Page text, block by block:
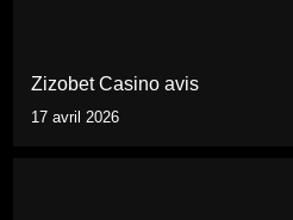
Zizobet Casino avis
17 avril 2026